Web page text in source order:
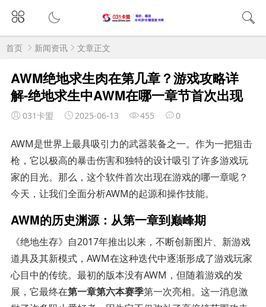
首页 新闻资讯 文章正文
AWM绝地求生肉在第几章？游戏攻略详
解-绝地求生中AWM在哪一章节首次出现
031卡盟 2025-06-13 455 0
AWM是世界上最具吸引力的武器装备之一。作为一把狙击
枪，它以极高的暴击伤害和独特的设计吸引了许多游戏玩
家的目光。那么，这个软件首次出现在游戏的哪一章呢？
今天，让我们全面分析AWM的起源和操作技能。
AWM的历史渊源：从第一章到巅峰期
《绝地生存》自2017年推出以来，不断创新图片、新游戏
道具及其新模式，AWM在这种迭代中逐渐形成了游戏玩家
心目中的传统。最初的版本没有AWM，但随着游戏的发
展，它最终在第一章第六本赛季第一次亮相。这一消息激